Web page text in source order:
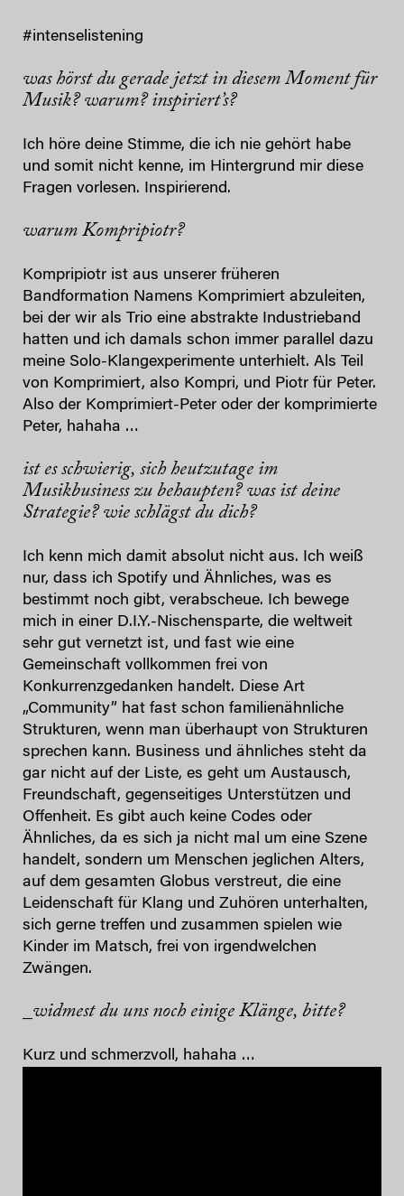
#intenselistening
was hörst du gerade jetzt in diesem Moment für
Musik? warum? inspiriert’s?
Ich höre deine Stimme, die ich nie gehört habe
und somit nicht kenne, im Hintergrund mir diese
Fragen vorlesen. Inspirierend.
warum Kompripiotr?
Kompripiotr ist aus unserer früheren
Bandformation Namens Komprimiert abzuleiten,
bei der wir als Trio eine abstrakte Industrieband
hatten und ich damals schon immer parallel dazu
meine Solo-Klangexperimente unterhielt. Als Teil
von Komprimiert, also Kompri, und Piotr für Peter.
Also der Komprimiert-Peter oder der komprimierte
Peter, hahaha …
ist es schwierig, sich heutzutage im
Musikbusiness zu behaupten? was ist deine
Strategie? wie schlägst du dich?
Ich kenn mich damit absolut nicht aus. Ich weiß
nur, dass ich Spotify und Ähnliches, was es
bestimmt noch gibt, verabscheue. Ich bewege
mich in einer D.I.Y.-Nischensparte, die weltweit
sehr gut vernetzt ist, und fast wie eine
Gemeinschaft vollkommen frei von
Konkurrenzgedanken handelt. Diese Art
„Community” hat fast schon familienähnliche
Strukturen, wenn man überhaupt von Strukturen
sprechen kann. Business und ähnliches steht da
gar nicht auf der Liste, es geht um Austausch,
Freundschaft, gegenseitiges Unterstützen und
Offenheit. Es gibt auch keine Codes oder
Ähnliches, da es sich ja nicht mal um eine Szene
handelt, sondern um Menschen jeglichen Alters,
auf dem gesamten Globus verstreut, die eine
Leidenschaft für Klang und Zuhören unterhalten,
sich gerne treffen und zusammen spielen wie
Kinder im Matsch, frei von irgendwelchen
Zwängen.
_widmest du uns noch einige Klänge, bitte?
Kurz und schmerzvoll, hahaha …